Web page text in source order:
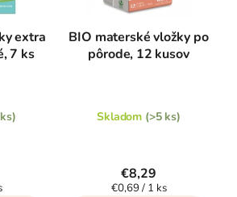
extra
7 ks
BIO materské vložky po
pôrode, 12 kusov
Skladom (>5 ks)
€8,29
Jednotková
€0,69 / 1 ks